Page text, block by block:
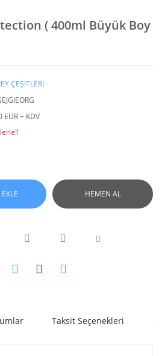
( 400ml Büyük Boy
ÇEŞİTLERİ
EUR + KDV
HEMEN AL
Taksit Seçenekleri